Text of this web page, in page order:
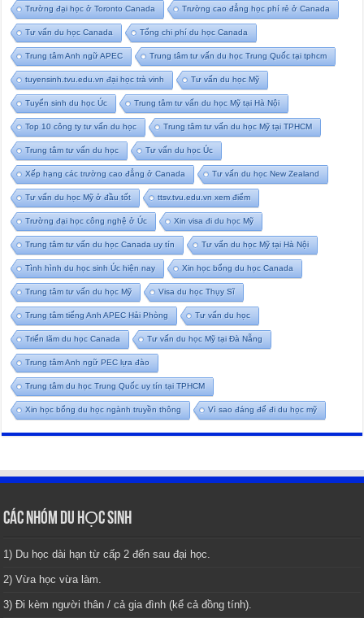
Trường đại học ở Toronto Canada Trường cao đẳng học phí rẻ ở Canada
Tư vấn du học Canada Tổng chi phí du học Canada
Trung tâm Anh ngữ APEC Trung tâm tư vấn du học Trung Quốc tại tphcm
tuyensinh.tvu.edu.vn đại học trà vinh Tư vấn du học Mỹ
Tuyển sinh du học Úc Trung tâm tư vấn du học Mỹ tại Hà Nội
Top 10 công ty tư vấn du học Trung tâm tư vấn du học Mỹ tại TPHCM
Trung tâm tư vấn du học Tư vấn du học Úc
Xếp hạng các trường cao đẳng ở Canada Tư vấn du học New Zealand
Tư vấn du học Mỹ ở đầu tốt ttsv.tvu.edu.vn xem điểm
Trường đại học công nghệ ở Úc Xin visa đi du học Mỹ
Trung tâm tư vấn du học Canada uy tín Tư vấn du học Mỹ tại Hà Nội
Tình hình du học sinh Úc hiện nay Xin học bổng du học Canada
Trung tâm tư vấn du học Mỹ Visa du học Thụy Sĩ
Trung tâm tiếng Anh APEC Hải Phòng Tư vấn du học
Triển lãm du học Canada Tư vấn du học Mỹ tại Đà Nẵng
Trung tâm Anh ngữ PEC lựa đào
Trung tâm du học Trung Quốc uy tín tại TPHCM
Xin học bổng du học ngành truyền thông Vì sao đáng để đi du học mỹ
CÁC NHÓM DU HỌC SINH
1) Du học dài hạn từ cấp 2 đến sau đại học.
2) Vừa học vừa làm.
3) Đi kèm người thân / cả gia đình (kể cả đồng tính).